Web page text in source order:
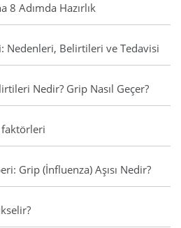
8 Adımda Hazırlık
Nedenleri, Belirtileri ve Tedavisi
Nedir? Grip Nasıl Geçer?
Grip (İnfluenza) Aşısı Nedir?